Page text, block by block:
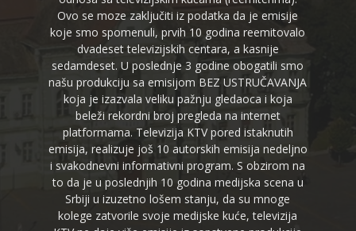
Ovo se moze zaključiti iz podatka da je emisije
koje smo spomenuli, prvih 10 godina reemitovalo
dvadeset televizijskih centara, a kasnije
sedamdeset. U poslednje 3 godine obogatili smo
našu produkciju sa emisijom BEZ USTRUČAVANJA
koja je izazvala veliku pažnju gledaoca i koja
beleži rekordni broj pregleda na internet
platformama. Televizija KTV pored istaknutih
emisija, realizuje još 10 autorskih emisija nedeljno
i svakodnevni informativni program. S obzirom na
to da je u poslednjih 10 godina medijska scena u
Srbiji u izuzetno lošem stanju, da su mnoge
kolege zatvorile svoje medijske kuće, televizija